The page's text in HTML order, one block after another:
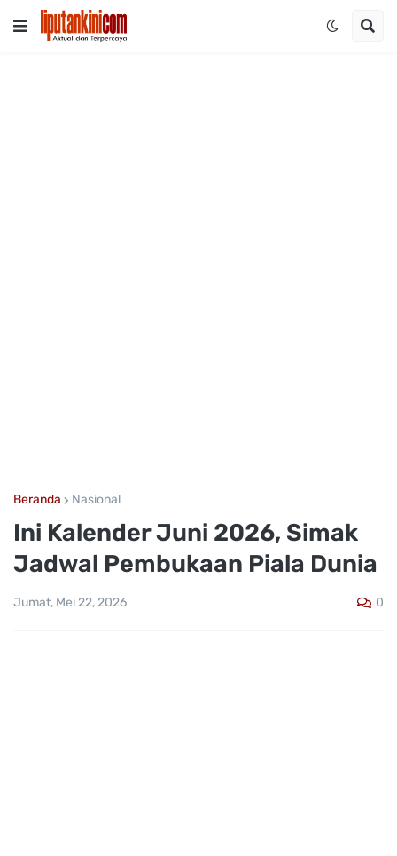
Beranda Nasional
Ini Kalender Juni 2026, Simak
Jadwal Pembukaan Piala Dunia
Jumat, Mei 22, 2026 0